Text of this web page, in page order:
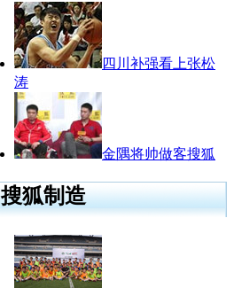
四川补强看上张松
涛
金隅将帅做客搜狐
搜狐制造